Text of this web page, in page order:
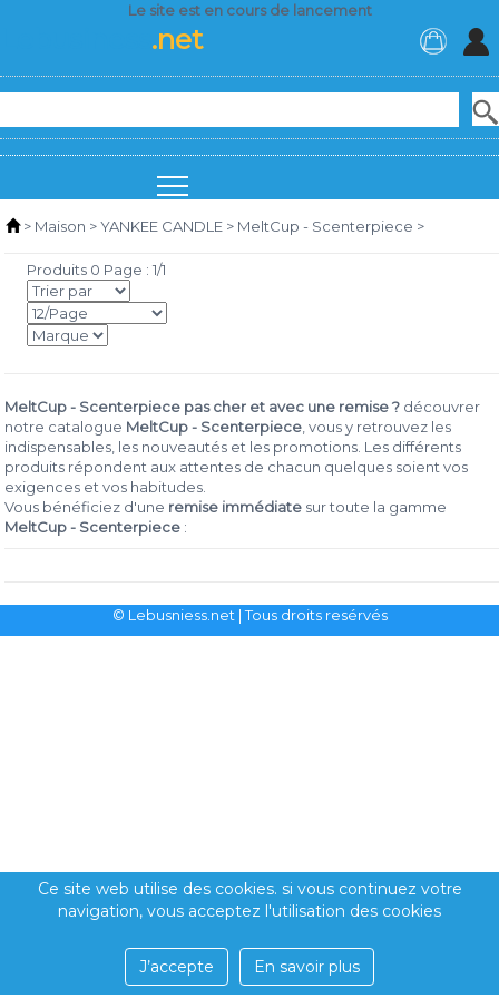
Le site est en cours de lancement
.net
> Maison >YANKEE CANDLE > MeltCup - Scenterpiece >
Produits 0 Page : 1/1
MeltCup - Scenterpiece pas cher et avec une remise ? découvrer
notre catalogue MeltCup - Scenterpiece , vous y retrouvez les
indispensables, les nouveautés et les promotions. Les différents
produits répondent aux attentes de chacun quelques soient vos
exigences et vos habitudes.
Vous bénéficiez d'une remise immédiate sur toute la gamme
MeltCup - Scenterpiece :
Ce site web utilise des cookies. si vous continuez votre
navigation, vous acceptez l'utilisation des cookies
J’accepte En savoir plus
© Lebusniess.net | Tous droits resérvés